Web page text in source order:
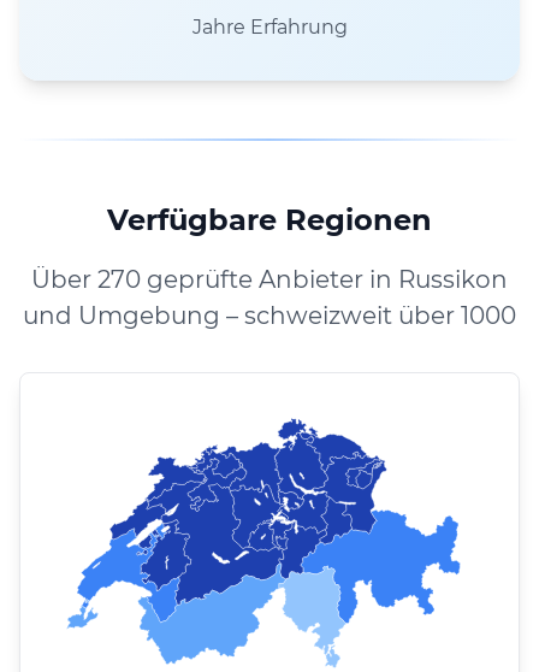
Jahre Erfahrung
Verfügbare Regionen
Über 270 geprüfte Anbieter in Russikon
und Umgebung – schweizweit über 1000